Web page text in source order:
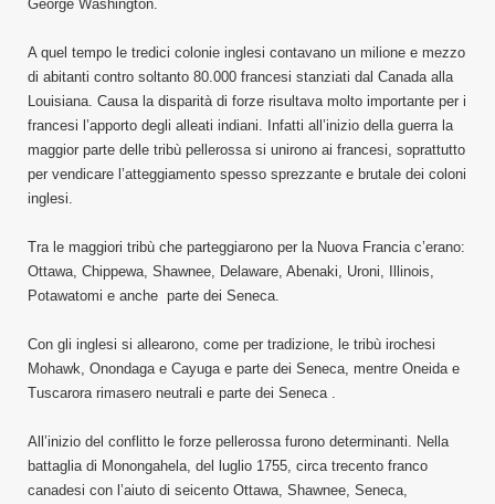
George Washington.
A quel tempo le tredici colonie inglesi contavano un milione e mezzo
di abitanti contro soltanto 80.000 francesi stanziati dal Canada alla
Louisiana. Causa la disparità di forze risultava molto importante per i
francesi l’apporto degli alleati indiani. Infatti all’inizio della guerra la
maggior parte delle tribù pellerossa si unirono ai francesi, soprattutto
per vendicare l’atteggiamento spesso sprezzante e brutale dei coloni
inglesi.
Tra le maggiori tribù che parteggiarono per la Nuova Francia c’erano:
Ottawa, Chippewa, Shawnee, Delaware, Abenaki, Uroni, Illinois,
Potawatomi e anche parte dei Seneca.
Con gli inglesi si allearono, come per tradizione, le tribù irochesi
Mohawk, Onondaga e Cayuga e parte dei Seneca, mentre Oneida e
Tuscarora rimasero neutrali e parte dei Seneca .
All’inizio del conflitto le forze pellerossa furono determinanti. Nella
battaglia di Monongahela, del luglio 1755, circa trecento franco
canadesi con l’aiuto di seicento Ottawa, Shawnee, Seneca,